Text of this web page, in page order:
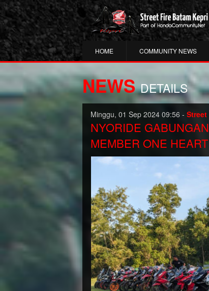
HOME COMMUNITY NEWS
NEWS DETAILS
Minggu, 01 Sep 2024 09:56 - Street
NYORIDE
MEMBER ONE